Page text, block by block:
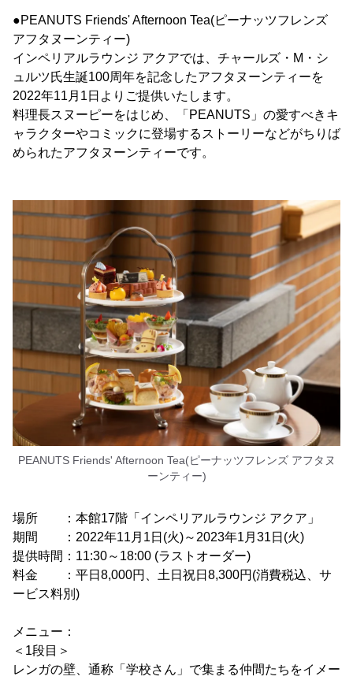
●PEANUTS Friends' Afternoon Tea(ピーナッツフレンズ
アフタヌーンティー)
インペリアルラウンジ アクアでは、チャールズ・M・シ
ュルツ氏生誕100周年を記念したアフタヌーンティーを
2022年11月1日よりご提供いたします。
料理長スヌーピーをはじめ、「PEANUTS」の愛すべきキ
ャラクターやコミックに登場するストーリーなどがちりば
められたアフタヌーンティーです。
PEANUTS Friends' Afternoon Tea(ピーナッツフレンズ アフタヌ
ーンティー)
場所 ：本館17階「インペリアルラウンジ アクア」
期間 ：2022年11月1日(火)～2023年1月31日(火)
提供時間：11:30～18:00 (ラストオーダー)
料金 ：平日8,000円、土日祝日8,300円(消費税込、サ
ービス料別)
メニュー：
＜1段目＞
レンガの壁、通称「学校さん」で集まる仲間たちをイメー